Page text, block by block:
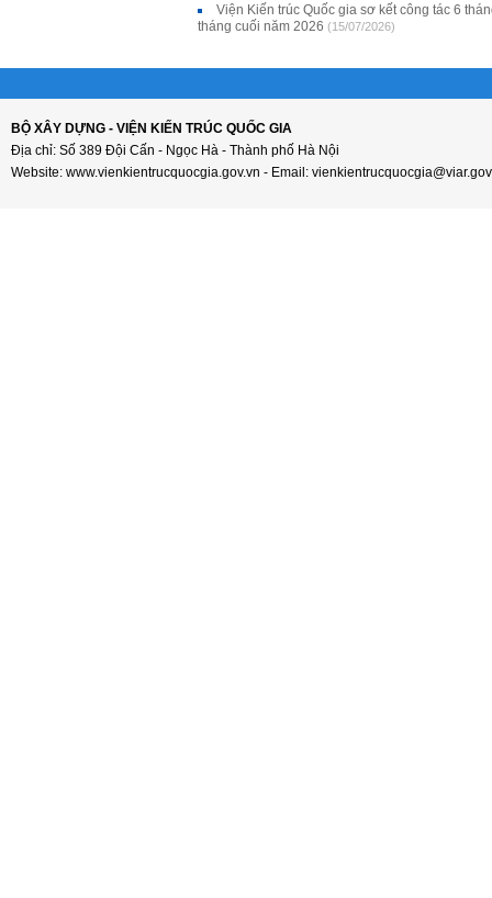
Viện Kiến trúc Quốc gia sơ kết công tác 6
tháng cuối năm 2026 (15/07/2026)
BỘ XÂY DỰNG - VIỆN KIẾN TRÚC QUỐC GIA
Địa chỉ: Số 389 Đội Cấn - Ngọc Hà - Thành phố Hà Nội
Website: www.vienkientrucquocgia.gov.vn - Email: